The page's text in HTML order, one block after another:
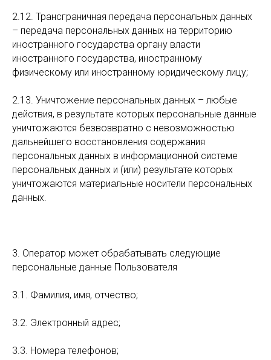
2.12. Трансграничная передача персональных данных
– передача персональных данных на территорию
иностранного государства органу власти
иностранного государства, иностранному
физическому или иностранному юридическому лицу;
2.13. Уничтожение персональных данных – любые
действия, в результате которых персональные данные
уничтожаются безвозвратно с невозможностью
дальнейшего восстановления содержания
персональных данных в информационной системе
персональных данных и (или) результате которых
уничтожаются материальные носители персональных
данных.
3. Оператор может обрабатывать следующие
персональные данные Пользователя
3.1. Фамилия, имя, отчество;
3.2. Электронный адрес;
3.3. Номера телефонов;